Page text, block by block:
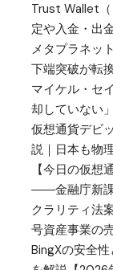
Trust Wallet
定や入金・出
メタプラネッ
下端突破が転
マイケル・セ
却していない
仮想通貨デビ
説｜日本も物
【今日の仮
――金融庁新課
クラリティ法
号資産事業の
BingXの安全